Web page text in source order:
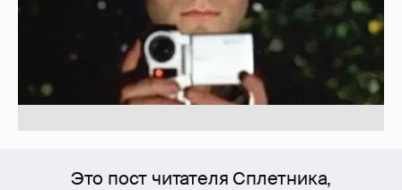
Это пост читателя Сплетника,